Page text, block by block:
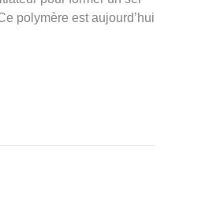
polymère est aujourd’hui